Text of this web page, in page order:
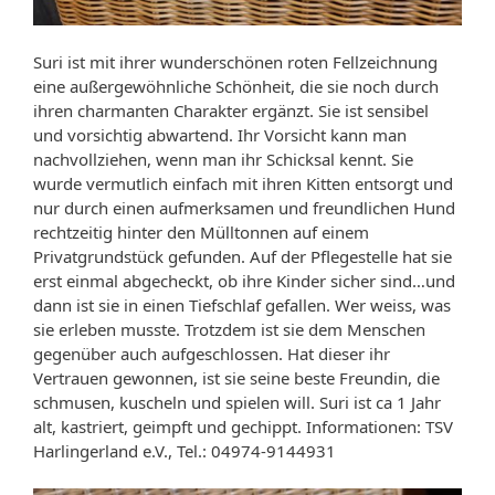
Suri ist mit ihrer wunderschönen roten Fellzeichnung
eine außergewöhnliche Schönheit, die sie noch durch
ihren charmanten Charakter ergänzt. Sie ist sensibel
und vorsichtig abwartend. Ihr Vorsicht kann man
nachvollziehen, wenn man ihr Schicksal kennt. Sie
wurde vermutlich einfach mit ihren Kitten entsorgt und
nur durch einen aufmerksamen und freundlichen Hund
rechtzeitig hinter den Mülltonnen auf einem
Privatgrundstück gefunden. Auf der Pflegestelle hat sie
erst einmal abgecheckt, ob ihre Kinder sicher sind…und
dann ist sie in einen Tiefschlaf gefallen. Wer weiss, was
sie erleben musste. Trotzdem ist sie dem Menschen
gegenüber auch aufgeschlossen. Hat dieser ihr
Vertrauen gewonnen, ist sie seine beste Freundin, die
schmusen, kuscheln und spielen will. Suri ist ca 1 Jahr
alt, kastriert, geimpft und gechippt. Informationen: TSV
Harlingerland e.V., Tel.: 04974-9144931